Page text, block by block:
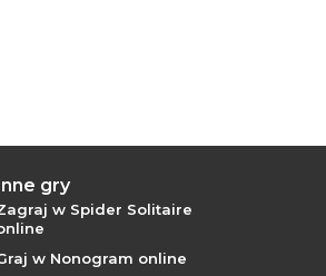
gry
w Spider Solitaire
w Nonogram online